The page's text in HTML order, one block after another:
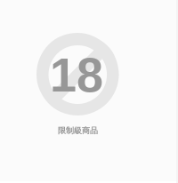
限制級商品
18